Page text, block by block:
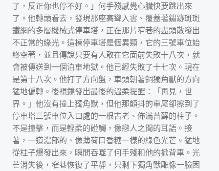
了，反正你也停不好。」何手殘感覺心臟快要跳出來
了。他轉頭看去，發現那座高聳入雲、覆蓋著鏽跡斑斑
鐵網的多層機械式停車塔，正在那片窄巷的盡頭散發出
不正常的綠光。這棟停車塔是個異類，它的三號車位始
終空著，並且傳說只要有人敢在它面前失敗十八次，就
會被傳送到一個泊車地獄。他已經失敗了十七次。現在
是第十八次。他打了方向盤，車頭朝著銅獨角獸的方向
猛地偏轉。後視鏡發出最後的溫柔提醒：「再見，世
界。」他沒有撞上獨角獸，但他那顫抖的車尾卻擦到了
停車塔三號車位入口處的一根古老、佈滿苔蘚的柱子。
不是撞擊，而是輕柔的碰觸，像戀人之間的耳語。接
著，一道濃郁的、像薄荷口香糖一樣的綠色光芒。猛地
從柱子爆發出來，瞬間吞噬了何手殘和他的掀背車。光
芒消失後，窄巷恢復了平靜，只剩下獨角獸雕像一臉困